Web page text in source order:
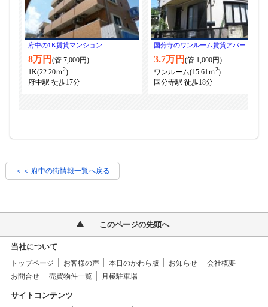
＜＜ 府中の街情報一覧へ戻る
このページの先頭へ
当社について
トップページ お客様の声 本日のかわら版 お知らせ
会社概要
お問合せ
売買物件一覧 月極駐車場
サイトコンテンツ